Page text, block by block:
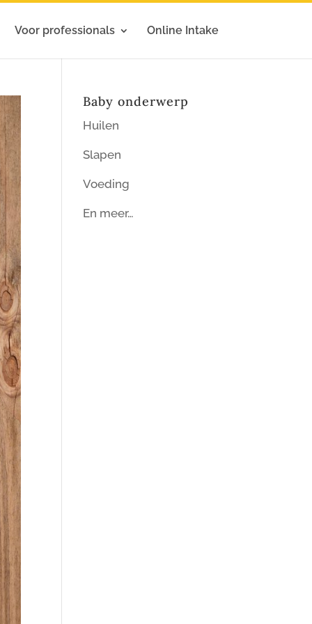
Voor professionals Online Intake
Baby onderwerp
Huilen
Slapen
Voeding
En meer…